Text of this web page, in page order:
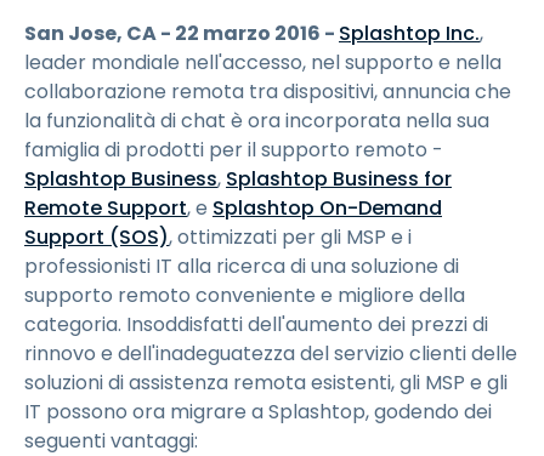
San Jose, CA - 22 marzo 2016 - Splashtop Inc.,
leader mondiale nell'accesso, nel supporto e nella
collaborazione remota tra dispositivi, annuncia che
la funzionalità di chat è ora incorporata nella sua
famiglia di prodotti per il supporto remoto -
Splashtop Business, Splashtop Business for
Remote Support, e Splashtop On-Demand
Support (SOS), ottimizzati per gli MSP e i
professionisti IT alla ricerca di una soluzione di
supporto remoto conveniente e migliore della
categoria. Insoddisfatti dell'aumento dei prezzi di
rinnovo e dell'inadeguatezza del servizio clienti delle
soluzioni di assistenza remota esistenti, gli MSP e gli
IT possono ora migrare a Splashtop, godendo dei
seguenti vantaggi: